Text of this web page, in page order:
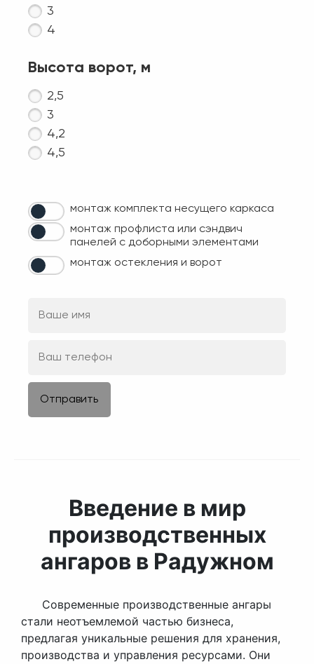
3
4
Высота ворот, м
2,5
3
4,2
4,5
монтаж комплекта несущего каркаса
монтаж профлиста или сэндвич
панелей с доборными элементами
монтаж остекления и ворот
Введение в мир
производственных
ангаров в Радужном
Современные производственные ангары
стали неотъемлемой частью бизнеса,
предлагая уникальные решения для хранения,
производства и управления ресурсами. Они